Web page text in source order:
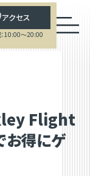
アクセス
10:00～20:00
Flight
お得にゲ